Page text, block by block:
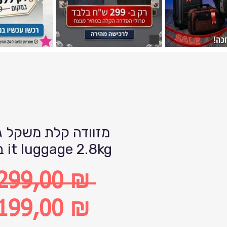
מזוודה קלת משקל
בינוני it luggage 2.8kg
₪
₪